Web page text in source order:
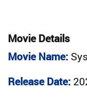
Movie Details
Movie Name:
Release Date: